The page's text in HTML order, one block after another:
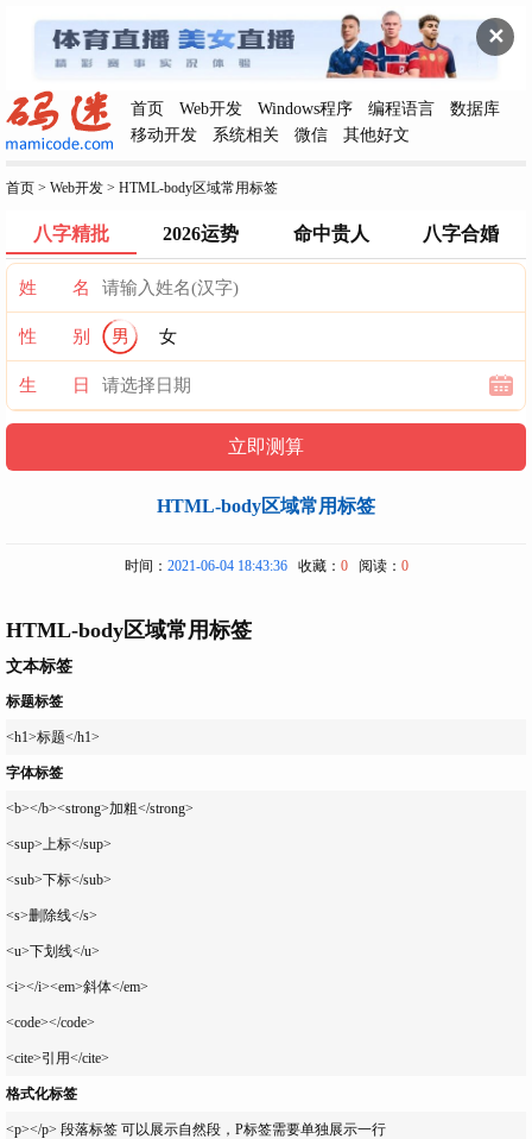
✕
首页 Web开发 Windows程序 编程语言
数据库
移动开发
系统相关 微信 其他好文
首页 > Web开发 > HTML-body区域常用标签
八字精批 2026运势 命中贵人 八字合婚
姓 名
性 别 男 女
生 日
HTML-body区域常用标签
时间： 2021-06-04 18:43:36收藏： 0阅读： 0
HTML-body区域常用标签
文本标签
标题标签
字体标签
<b></b><strong>加粗</strong>
<sup>上标</sup>
<sub>下标</sub>
<s>删除线</s>
<u>下划线</u>
<i></i><em>斜体</em>
<code></code>
格式化标签
<p></p> 段落标签 可以展示自然段，P标签需要单独展示一行